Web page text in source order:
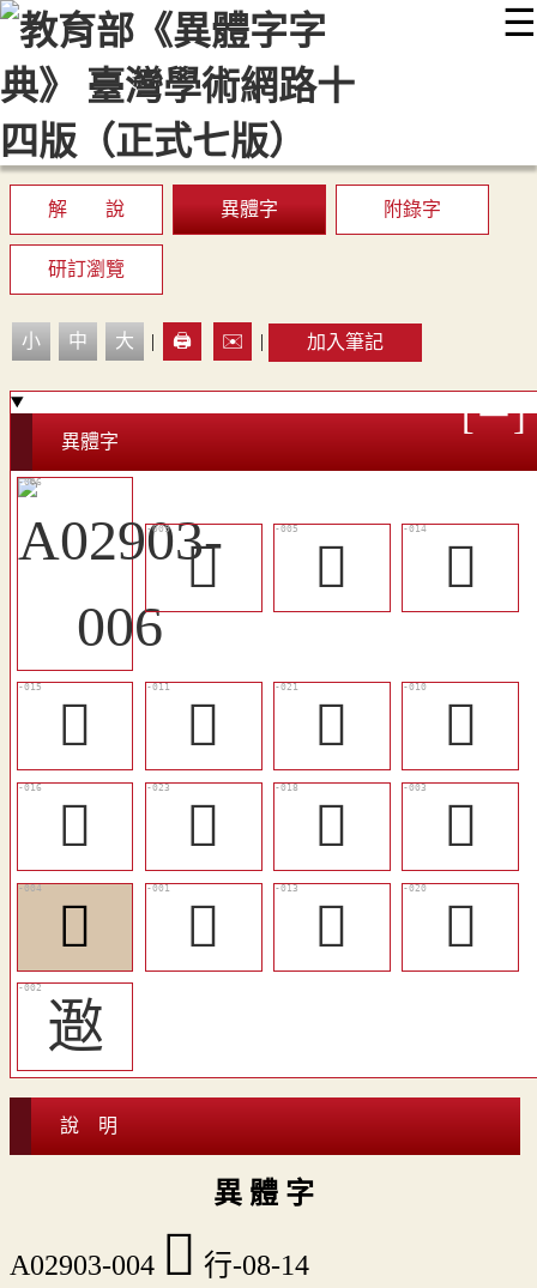
☰
::: 最新消息 常見問題 編輯說明
顯示模式
網站導覽
解 說 異體字 附錄字
研訂瀏覽
小 中 大 | 🖨️ ✉️ | 加入筆記
異體字
󴅳 󴅲 󴅷
󴅸 󴅵 󴅼
󴅴
󴅹
󴅽 󴅺
󴅰
󴅱
𧗻 󴅶
󴅻
䢩
說 明
異 體 字
A02903-004 󴅱 行-08-14